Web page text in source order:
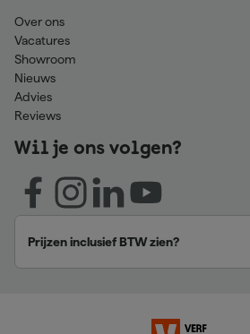
Over ons
Vacatures
Showroom
Nieuws
Advies
Reviews
Wil je ons volgen?
Prijzen inclusief BTW zien?